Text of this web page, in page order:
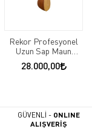
Rekor Profesyonel
Uzun Sap Maun
Bağlama
28.000,00
GÜVENLİ - ONLINE
ALIŞVERİŞ